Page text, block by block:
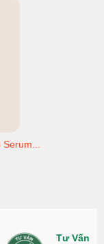
Serum...
Tư Vấn